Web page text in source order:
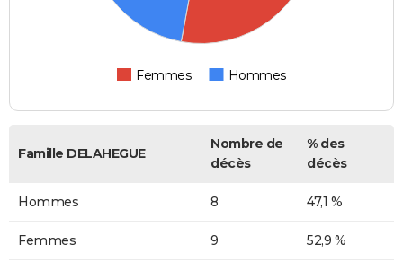
Femmes Hommes
Famille DELAHEGUE
Nombre de
décès
% des
décès
Hommes 8 47,1 %
Femmes 9 52,9 %